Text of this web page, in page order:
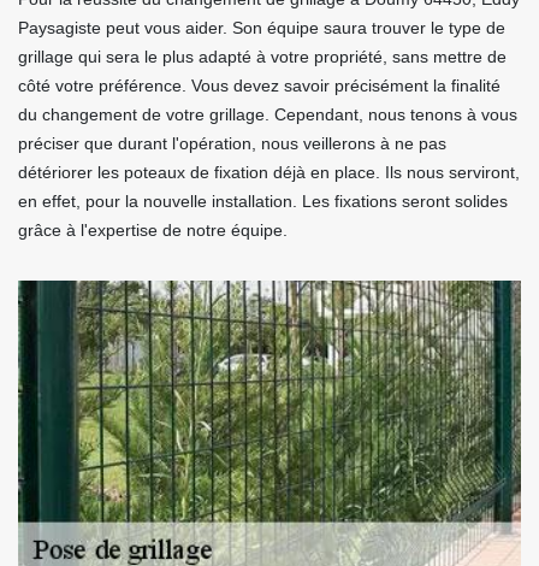
Paysagiste peut vous aider. Son équipe saura trouver le type de
grillage qui sera le plus adapté à votre propriété, sans mettre de
côté votre préférence. Vous devez savoir précisément la finalité
du changement de votre grillage. Cependant, nous tenons à vous
préciser que durant l'opération, nous veillerons à ne pas
détériorer les poteaux de fixation déjà en place. Ils nous serviront,
en effet, pour la nouvelle installation. Les fixations seront solides
grâce à l'expertise de notre équipe.